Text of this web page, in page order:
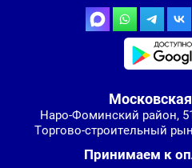
Наро-Фоминский район,
Торгово-строительный
Принимаем к